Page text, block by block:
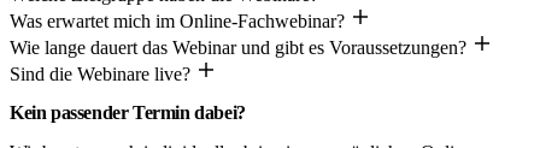
Was erwartet mich im Online-Fachwebinar?
Wie lange dauert das Webinar und gibt es Voraussetzungen?
Sind die Webinare live?
Kein passender Termin dabei?